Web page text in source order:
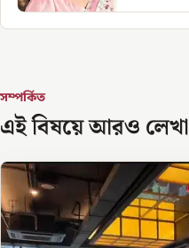
সম্পর্কিত
এই বিষয়ে আরও লেখা